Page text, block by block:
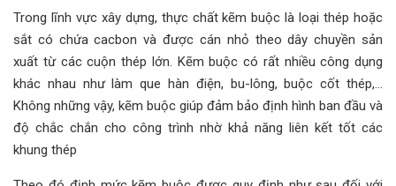
Trong lĩnh vực xây dựng, thực chất kẽm buộc là loại thép hoặc
sắt có chứa cacbon và được cán nhỏ theo dây chuyền sản
xuất từ các cuộn thép lớn. Kẽm buộc có rất nhiều công dụng
khác nhau như làm que hàn điện, bu-lông, buộc cốt thép,...
Không những vậy, kẽm buộc giúp đảm bảo định hình ban đầu và
độ chắc chắn cho công trình nhờ khả năng liên kết tốt các
khung thép